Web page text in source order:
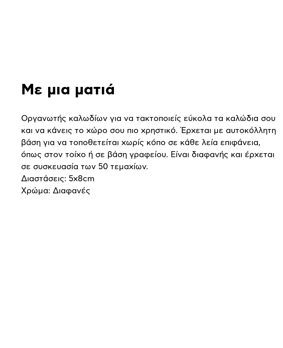
Με μια ματιά
Οργανωτής καλωδίων για να τακτοποιείς εύκολα τα καλώδια σου
και να κάνεις το χώρο σου πιο χρηστικό. Έρχεται με αυτοκόλλητη
βάση για να τοποθετείται χωρίς κόπο σε κάθε λεία επιφάνεια,
όπως στον τοίχο ή σε βάση γραφείου. Είναι διαφανής και έρχεται
σε συσκευασία των 50 τεμαχίων.
Διαστάσεις: 5x8cm
Χρώμα: Διαφανές